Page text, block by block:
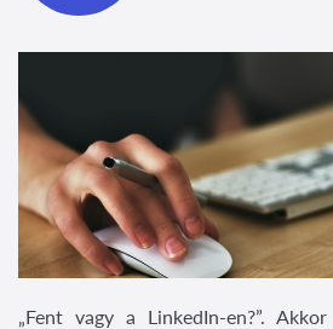
„Fent vagy a LinkedIn-en?”.